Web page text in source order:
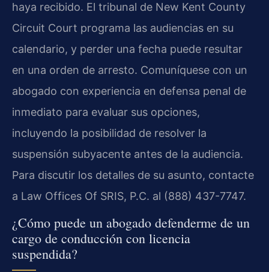
haya recibido. El tribunal de New Kent County
Circuit Court programa las audiencias en su
calendario, y perder una fecha puede resultar
en una orden de arresto. Comuníquese con un
abogado con experiencia en defensa penal de
inmediato para evaluar sus opciones,
incluyendo la posibilidad de resolver la
suspensión subyacente antes de la audiencia.
Para discutir los detalles de su asunto, contacte
a Law Offices Of SRIS, P.C. al (888) 437-7747.
¿Cómo puede un abogado defenderme de un
cargo de conducción con licencia
suspendida?